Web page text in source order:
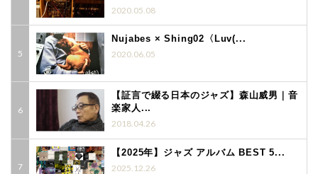
2020.05.08
Nujabes × Shing02〈Luv(...
2020.06.05
【証言で綴る日本のジャズ】森山威男｜音
楽家人...
2018.04.26
【2025年】ジャズ アルバム BEST 5...
2025.12.26